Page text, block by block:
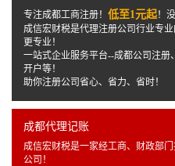
专注成都工商注册！ 低至1元起！
成信宏财税是代理注册公司行业专
更专业！
一站式企业服务平台--成都公司注
开户等！
助你注册公司省心、省力、省时！
成都代理记账
成信宏财税是一家经工商、财政部
公司！